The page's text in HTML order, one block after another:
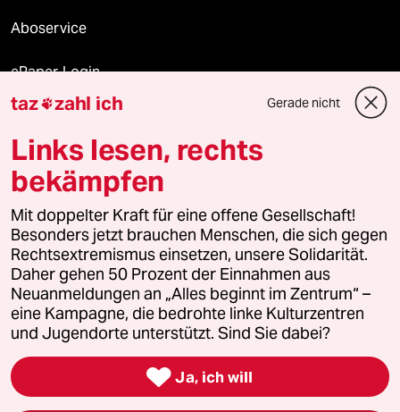
Aboservice
ePaper Login
Downloads für Abonnierende
© 2026 taz Verlags und Vertriebs GmbH
Alle Rechte vorbehalten. Bei rechtlichen Fragen oder für Genehmigungen
wenden Sie sich bitte an lizenzen@taz.de
Feedback Redaktionsstatut Kommune-Richtlinien
Leitlinie Informant Datenschutz Impressum AGB
Seitenwende Einwilligungen widerrufen (Ads)
taz zahl ich Gerade nicht
Links lesen, rechts
bekämpfen
Mit doppelter Kraft für eine offene Gesellschaft!
Besonders jetzt brauchen Menschen, die sich gegen
Rechtsextremismus einsetzen, unsere Solidarität.
Daher gehen 50 Prozent der Einnahmen aus
Neuanmeldungen an „Alles beginnt im Zentrum“ –
eine Kampagne, die bedrohte linke Kulturzentren
und Jugendorte unterstützt. Sind Sie dabei?
 Ja, ich will